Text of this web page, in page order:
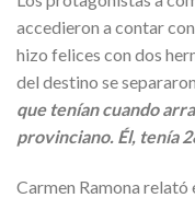
accedieron a contar
hizo felices con dos
del destino se
que tenían cuando
provinciano. Él, tenía
Carmen Ramona relató